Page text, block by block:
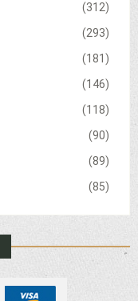
(312)
(293)
(181)
(146)
(118)
(90)
(89)
(85)